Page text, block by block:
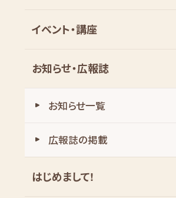
イベント・講座
お知らせ・広報誌
お知らせ一覧
広報誌の掲載
はじめまして!